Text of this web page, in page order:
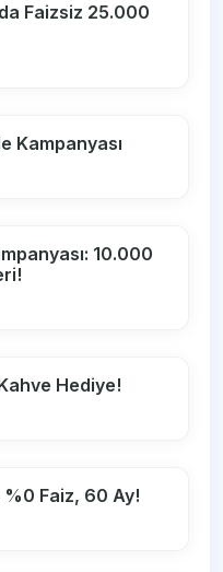
Faizsiz 25.000
Kampanyası
10.000
Hediye!
%0 Faiz, 60 Ay!